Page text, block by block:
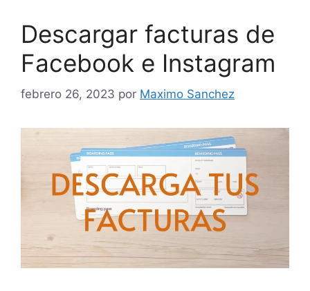
Descargar facturas de
Facebook e Instagram
febrero 26, 2023 por Maximo Sanchez